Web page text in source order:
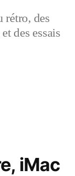
rétro, des
des essais
iMac